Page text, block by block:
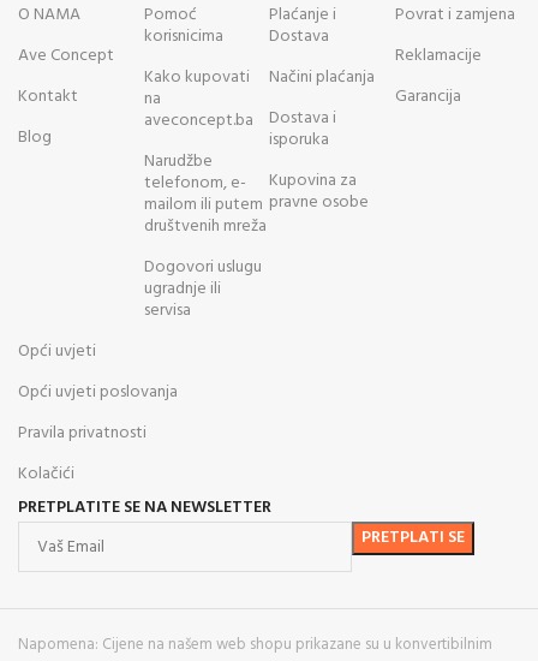
O NAMA
Ave Concept
Kontakt
Blog
Pomoć
korisnicima
Kako kupovati
na
aveconcept.ba
Narudžbe
telefonom, e-
mailom ili putem
društvenih mreža
Dogovori uslugu
ugradnje ili
servisa
Plaćanje i
Dostava
Načini plaćanja
Dostava i
isporuka
Kupovina za
pravne osobe
Povrat i zamjena
Reklamacije
Garancija
Opći uvjeti
Opći uvjeti poslovanja
Pravila privatnosti
Kolačići
PRETPLATITE SE NA NEWSLETTER
Napomena: Cijene na našem web shopu prikazane su u konvertibilnim